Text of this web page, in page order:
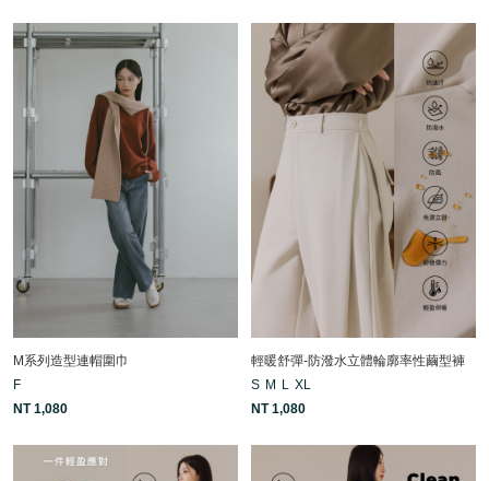
M系列造型連帽圍巾
F
NT 1,080
輕暖舒彈-防潑水立體輪廓率性繭型褲
S M L XL
NT 1,080